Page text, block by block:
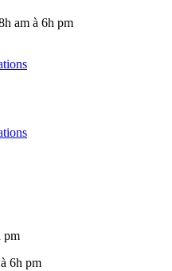
am à 6h pm
pm
6h pm